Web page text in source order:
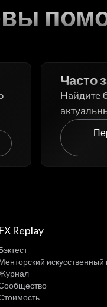
Часто
Найдите
FX Replay
искусственный